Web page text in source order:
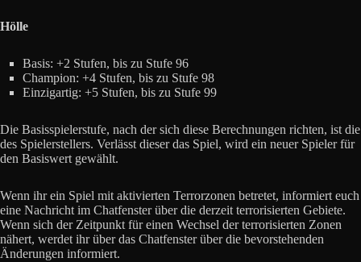
Hölle
Basis: +2 Stufen, bis zu Stufe 96
Champion: +4 Stufen, bis zu Stufe 98
Einzigartig: +5 Stufen, bis zu Stufe 99
Die Basisspielerstufe, nach der sich diese Berechnungen richten, ist die
des Spielerstellers. Verlässt dieser das Spiel, wird ein neuer Spieler für
den Basiswert gewählt.
Wenn ihr ein Spiel mit aktivierten Terrorzonen betretet, informiert euch
eine Nachricht im Chatfenster über die derzeit terrorisierten Gebiete.
Wenn sich der Zeitpunkt für einen Wechsel der terrorisierten Zonen
nähert, werdet ihr über das Chatfenster über die bevorstehenden
Änderungen informiert.